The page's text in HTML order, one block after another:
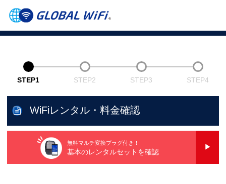
STEP1 STEP2 STEP3 STEP4
WiFiレンタル・料金確認
無料マルチ変換プラグ付き！
基本のレンタルセットを確認